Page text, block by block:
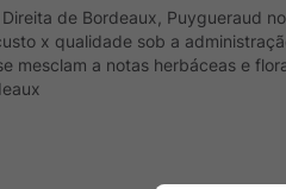
de Bordeaux, Puygueraud
x qualidade sob a
mesclam a notas herbáceas e